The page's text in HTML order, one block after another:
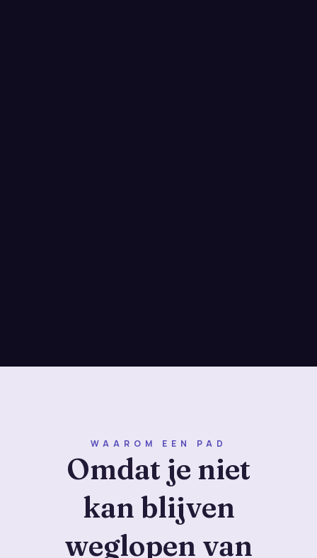
WAAROM EEN PAD
Omdat je niet
kan blijven
weglopen van